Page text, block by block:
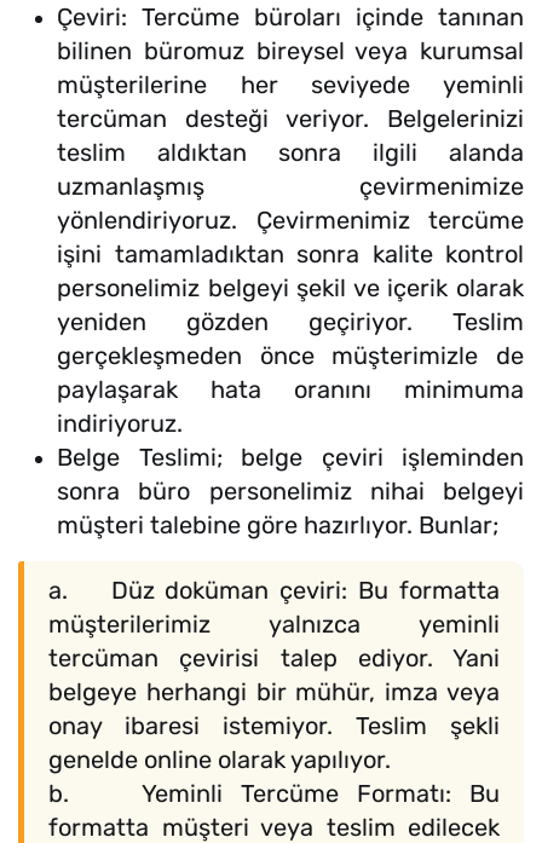
Çeviri: Tercüme büroları içinde tanınan
bilinen büromuz bireysel veya kurumsal
müşterilerine her seviyede yeminli
tercüman desteği veriyor. Belgelerinizi
teslim aldıktan sonra ilgili alanda
uzmanlaşmış çevirmenimize
yönlendiriyoruz. Çevirmenimiz tercüme
işini tamamladıktan sonra kalite kontrol
personelimiz belgeyi şekil ve içerik olarak
yeniden gözden geçiriyor. Teslim
gerçekleşmeden önce müşterimizle de
paylaşarak hata oranını minimuma
indiriyoruz.
Belge Teslimi; belge çeviri işleminden
sonra büro personelimiz nihai belgeyi
müşteri talebine göre hazırlıyor. Bunlar;
a. Düz doküman çeviri: Bu formatta
müşterilerimiz yalnızca yeminli
tercüman çevirisi talep ediyor. Yani
belgeye herhangi bir mühür, imza veya
onay ibaresi istemiyor. Teslim şekli
genelde online olarak yapılıyor.
b. Yeminli Tercüme Formatı: Bu
formatta müşteri veya teslim edilecek